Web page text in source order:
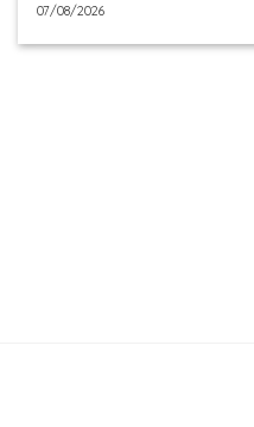
07/08/2026